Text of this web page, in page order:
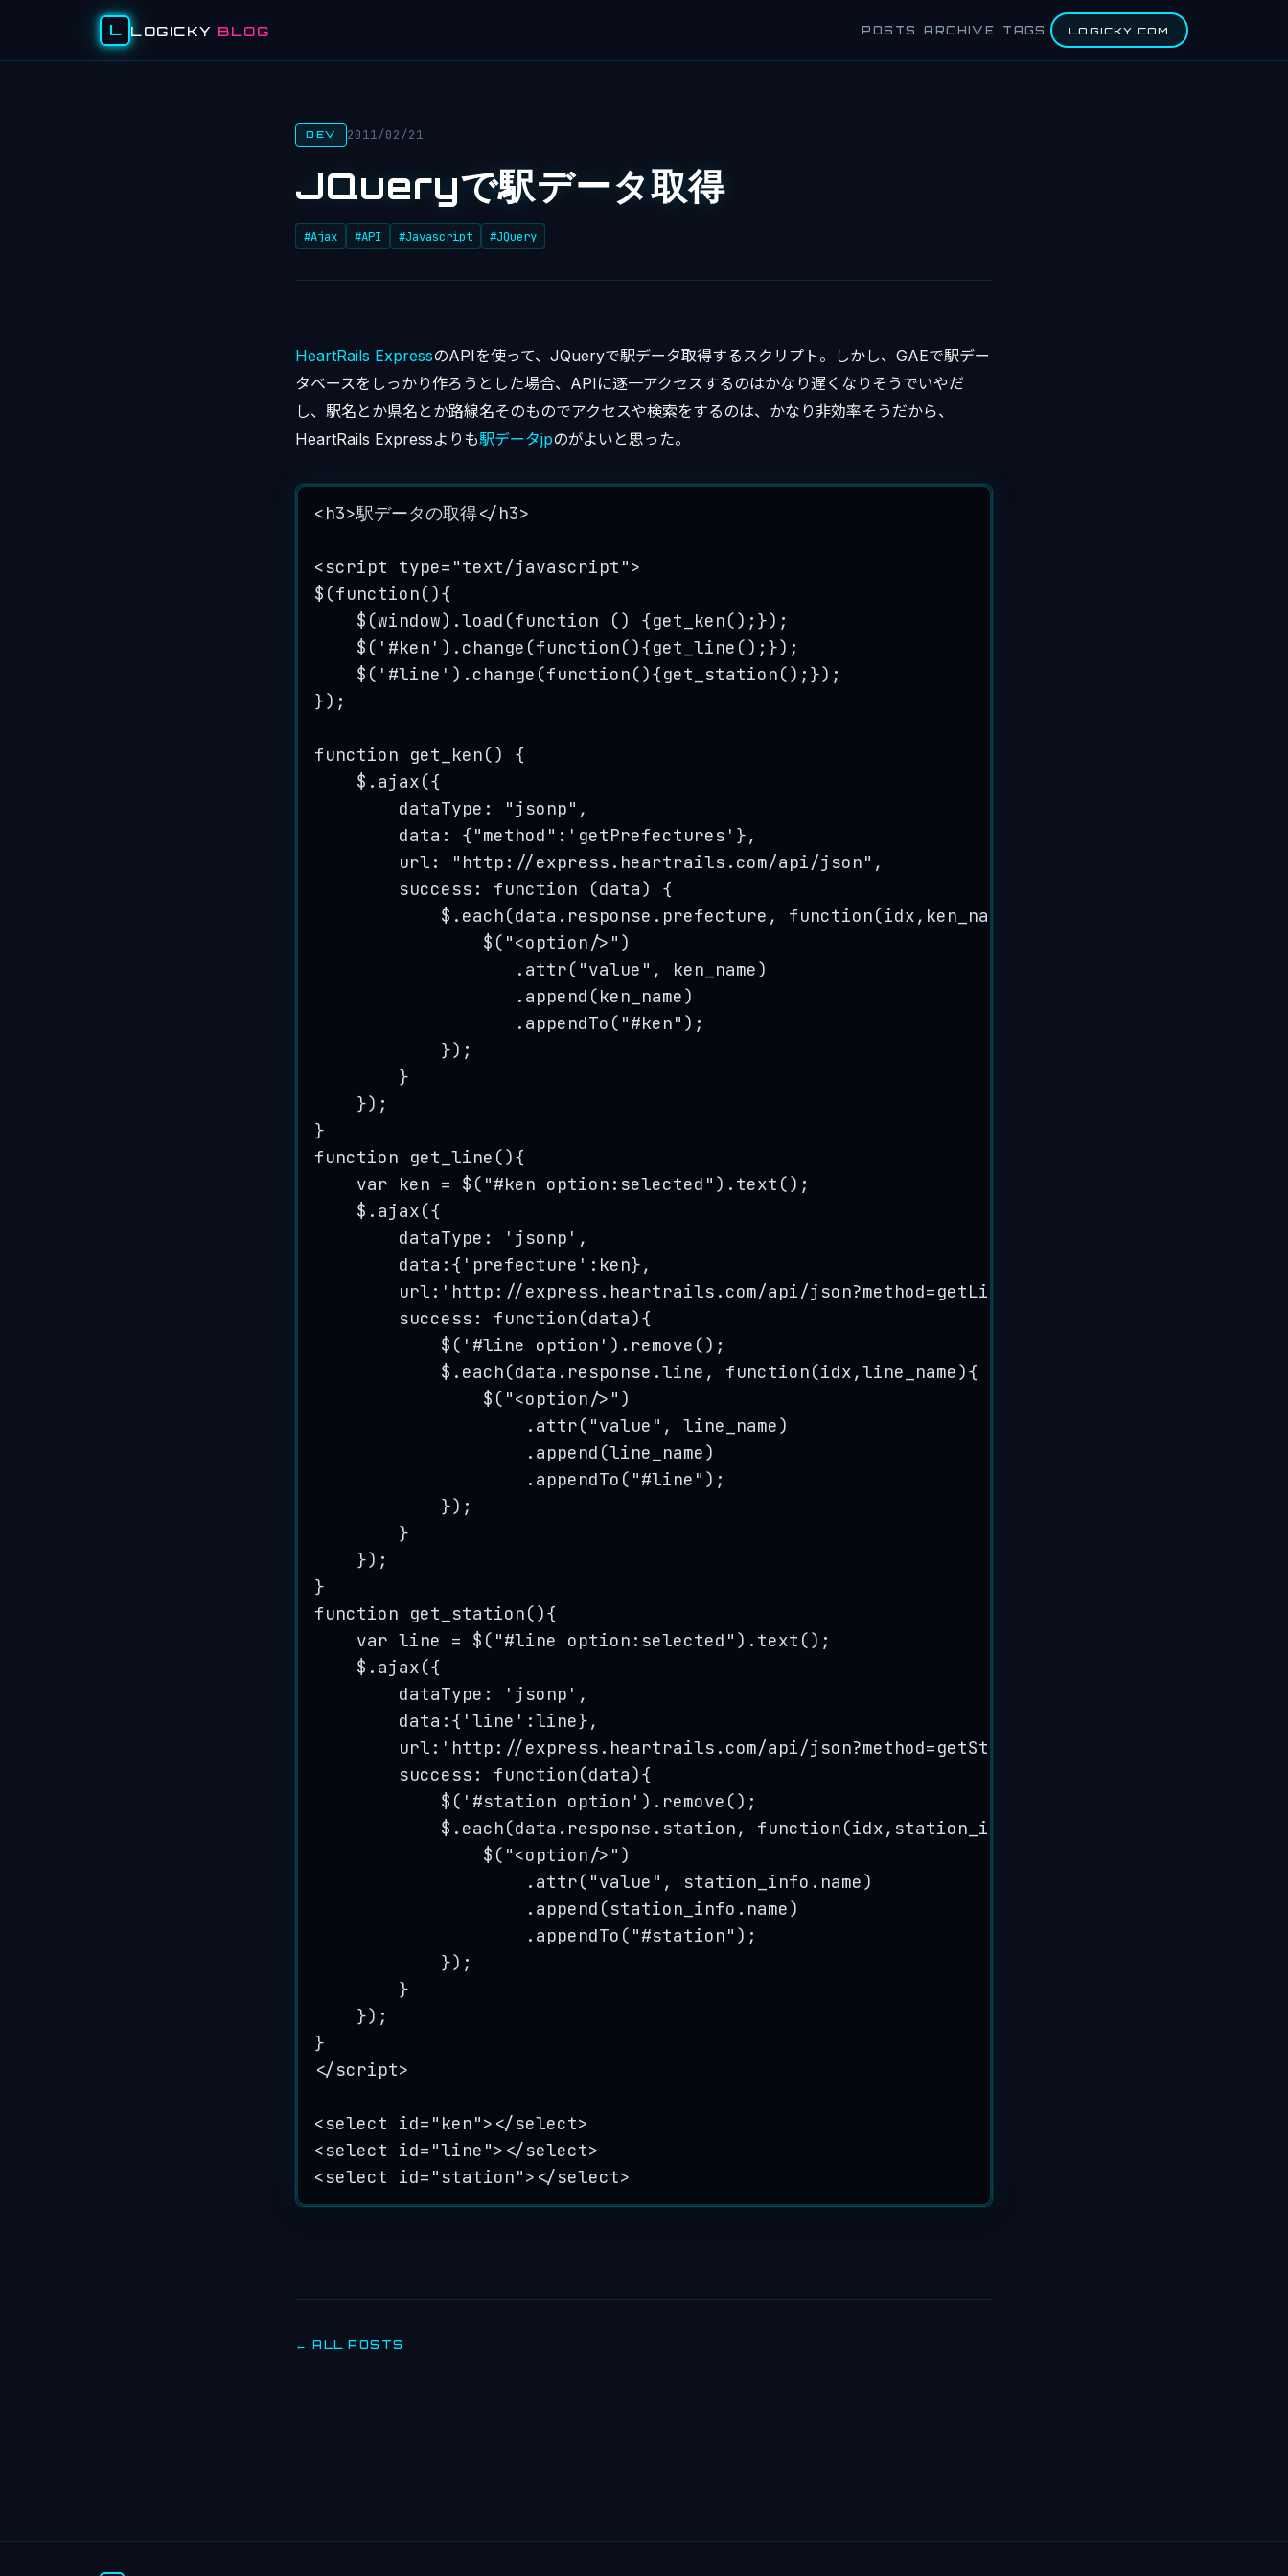
L LOGICKY BLOG POSTS ARCHIVE TAGS LOGICKY.COM
DEV 2011/02/21
JQueryで駅データ取得
#Ajax #API #Javascript #JQuery
HeartRails ExpressのAPIを使って、JQueryで駅データ取得するスクリプト。しかし、GAEで駅デー
タベースをしっかり作ろうとした場合、APIに逐一アクセスするのはかなり遅くなりそうでいやだ
し、駅名とか県名とか路線名そのものでアクセスや検索をするのは、かなり非効率そうだから、
HeartRails Expressよりも駅データjpのがよいと思った。
<h3>駅データの取得</h3>
<script type= "text/javascript ">
$(function(){
$ (window) .load (function () {get_ken();});
$ ( ' #ken ' ) . change (function(){get_line ();});
$ ( ' #line ' ) . change (function(){get_station();});
});
function get_ken() {
$ . ajax({
dataType:
"jsonp" ,
data: { "method " : ' getPrefectures ' },
url:
" http://express.heartrails.com/api/json" ,
success : function (data)
{
$ . each(data . response . prefecture , function(idx, ken_name
$ ( "<option/> " )
. attr( "value " , ken_name)
. append (ken_name)
. appendTo ( "#ken" );
});
}
});
}
function get_line(){
var
ken = $ ( "#ken option:selected " ) . text ();
$ . ajax({
dataType:
' jsonp ' ,
data:{ ' prefecture ' : ken},
url: ' http://express.heartrails.com/api/json?method=getLines
success : function(data){
$ ( ' #line option ' ) . remove ();
$ . each(data . response .line , function(idx,line_name){
$ ( "<option/> " )
. attr( "value " , line_name)
. append (line_name)
. appendTo ( "#line " );
});
}
});
}
function get_station(){
var line = $ ( "#line option:selected " ) . text ();
$ . ajax({
dataType:
' jsonp ' ,
data:{ 'line ' :line},
url: ' http://express.heartrails.com/api/json?method=getStations
success : function(data){
$ ( ' #station option ' ) . remove ();
$ . each(data . response . station, function(idx, station_info
$ ( "<option/> " )
. attr( "value " , station_info . name)
. append (station_info . name)
. appendTo ( "#station" );
});
}
});
}
</script>
<select id= " ken"></select>
<select id= "line "></select>
<select id= " station"></select>
← ALL POSTS